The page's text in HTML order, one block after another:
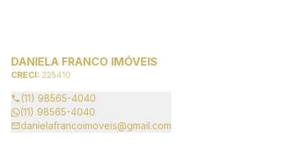
DANIELA FRANCO IMÓVEIS
CRECI: 225410
(11) 98565-4040
(11) 98565-4040
danielafrancoimoveis@gmail.com